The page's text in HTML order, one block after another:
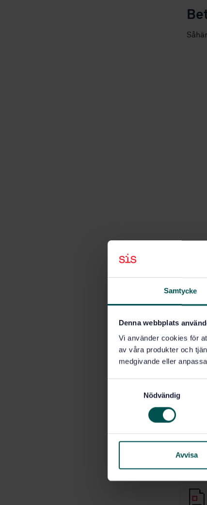
Samtycke
Denna webbplats
Vi använder cookies för
av våra produkter och
medgivande eller
s
Nödvändig
Avvisa
En
Hur
Läs